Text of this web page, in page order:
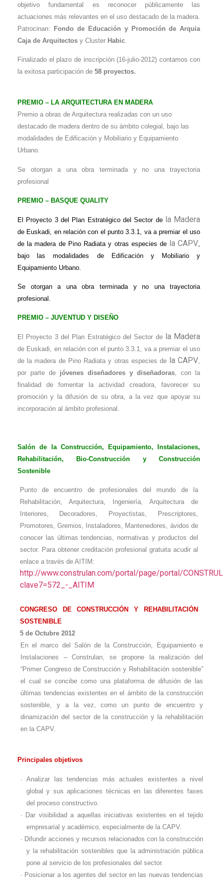
objetivo fundamental es reconocer públicamente las
actuaciones más relevantes en el uso destacado de la madera.
Patrocinan: Fondo de Educación y Promoción de Arquia
Caja de Arquitectos y Cluster Habic
Finalizado el plazo de inscripción (16-julio-2012) contamos con
la exitosa participación de 58 proyectos.
PREMIO – LA ARQUITECTURA EN MADERA
Premio a obras de Arquitectura realizadas con un uso
destacado de madera dentro de su ámbito colegial, bajo las
modalidades de Edificación y Mobiliario y Equipamiento
Urbano.
Se otorgan a una obra terminada y no una trayectoria
profesional
PREMIO – BASQUE QUALITY
El Proyecto 3 del Plan Estratégico del Sector de la Madera
de Euskadi, en relación con el punto 3.3.1, va a premiar el uso
de la madera de Pino Radiata y otras especies de la CAPV
bajo las modalidades de Edificación y Mobiliario y
Equipamiento Urbano.
Se otorgan a una obra terminada y no una trayectoria
profesional.
PREMIO – JUVENTUD Y DISEÑO
El Proyecto 3 del Plan Estratégico del Sector de la Madera
de Euskadi, en relación con el punto 3.3.1, va a premiar el uso
de la madera de Pino Radiata y otras especies de la CAPV
por parte de jóvenes diseñadores y diseñadoras , con la
finalidad de fomentar la actividad creadora, favorecer su
promoción y la difusión de su obra, a la vez que apoyar su
incorporación al ámbito profesional.
Salón de la Construcción, Equipamiento, Instalaciones,
Rehabilitación, Bio-Construcción y Construcción
Sostenible
Punto de encuentro de profesionales del mundo de la
Rehabilitación, Arquitectura, Ingeniería, Arquitectura de
Interiores, Decoradores, Proyectistas, Prescriptores,
Promotores, Gremios, Instaladores, Mantenedores, ávidos de
conocer las últimas tendencias, normativas y productos del
sector. Para obtener creditación profesional gratuita acudir al
enlace a través de AITIM:
http://www.construlan.com/portal/page/portal/
clave7=572_-_AITIM
CONGRESO DE CONSTRUCCIÓN Y REHABILITACIÓN
SOSTENIBLE
5 de Octubre 2012
En el marco del Salón de la Construcción, Equipamiento e
Instalaciones – Construlan, se propone la realización del
“Primer Congreso de Construcción y Rehabilitación sostenible”
el cual se concibe como una plataforma de difusión de las
últimas tendencias existentes en el ámbito de la construcción
sostenible, y a la vez, como un punto de encuentro y
dinamización del sector de la construcción y la rehabilitación
en la CAPV.
Principales objetivos
·Analizar las tendencias más actuales existentes a nivel
global y sus aplicaciones técnicas en las diferentes fases
del proceso constructivo.
· Dar visibilidad a aquellas iniciativas existentes en el tejido
empresarial y académico, especialmente de la CAPV.
· Difundir acciones y recursos relacionados con la construcción
y la rehabilitación sostenibles que la administración pública
pone al servicio de los profesionales del sector.
· Posicionar a los agentes del sector en las nuevas tendencias